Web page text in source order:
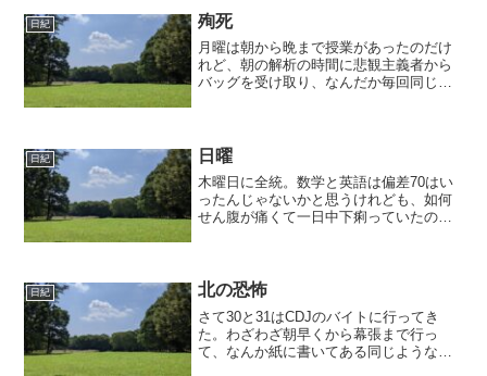
とか思いつつ。そのうち...
日紀 殉死
月曜は朝から晩まで授業があったのだけ
れど、朝の解析の時間に悲観主義者から
バッグを受け取り、なんだか毎回同じよ
急いで走った。というのもこ...
日紀 日曜
木曜日に全統。数学と英語は偏差70はい
ったんじゃないかと思うけれども、如何
せん腹が痛くて一日中下痢っていたので
のに、視聴率13%（1...
日紀 北の恐怖
さて30と31はCDJのバイトに行ってき
た。わざわざ朝早くから幕張まで行っ
て、なんか紙に書いてある同じような説